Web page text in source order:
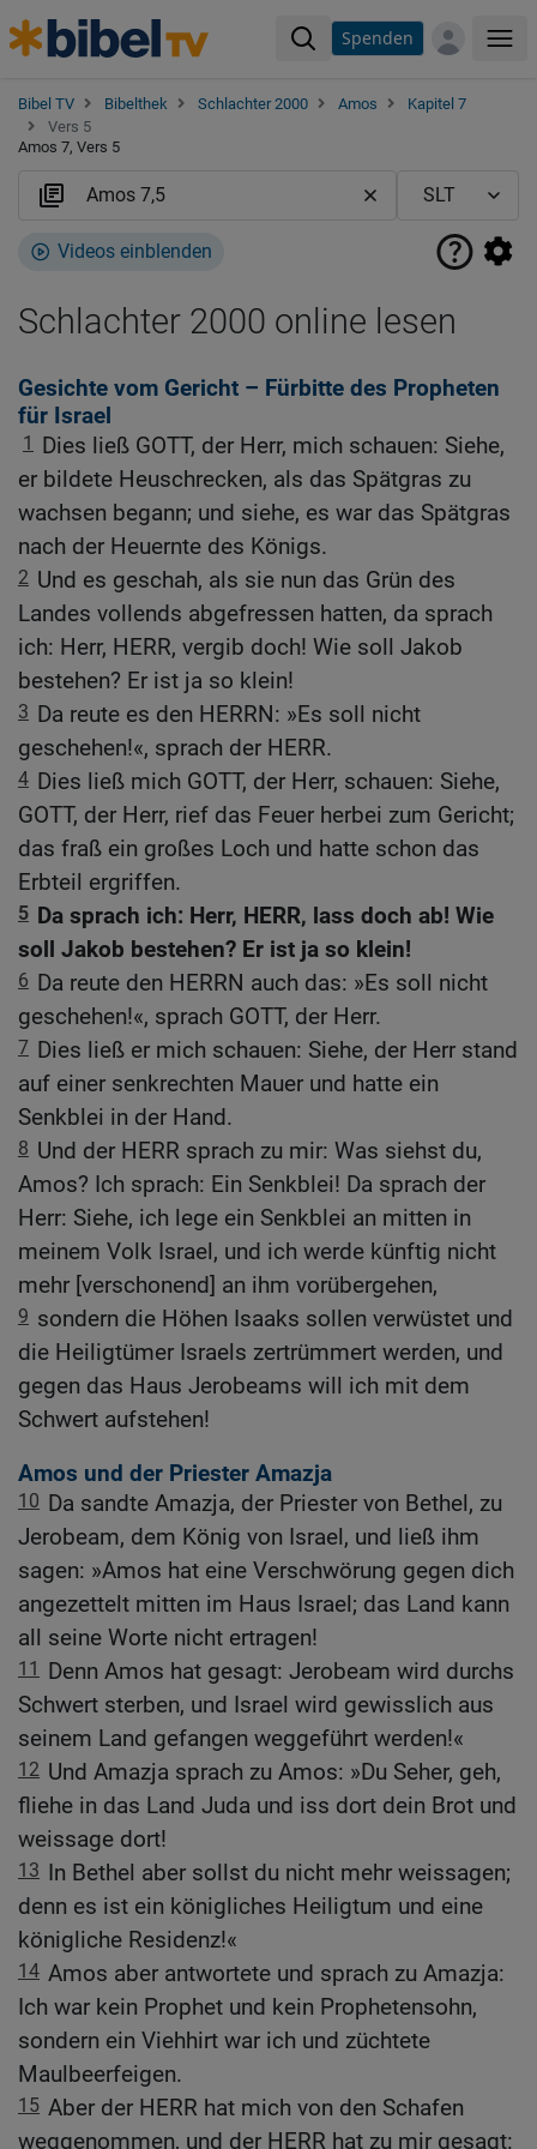
Spenden
Bibel TV Bibelthek Schlachter 2000 Amos
Kapitel 7
Vers 5
Amos 7, Vers 5
Videos einblenden
Schlachter 2000 online lesen
Gesichte vom Gericht – Fürbitte des Propheten
für Israel
1
Dies ließ GOTT, der Herr, mich schauen: Siehe,
er bildete Heuschrecken, als das Spätgras zu
wachsen begann; und siehe, es war das Spätgras
nach der Heuernte des Königs.
2 Und es geschah, als sie nun das Grün des
Landes vollends abgefressen hatten, da sprach
ich: Herr, HERR, vergib doch! Wie soll Jakob
bestehen? Er ist ja so klein!
3 Da reute es den HERRN: »Es soll nicht
geschehen!«, sprach der HERR.
4 Dies ließ mich GOTT, der Herr, schauen: Siehe,
GOTT, der Herr, rief das Feuer herbei zum Gericht;
das fraß ein großes Loch und hatte schon das
Erbteil ergriffen.
5 Da sprach ich: Herr, HERR, lass doch ab! Wie
soll Jakob bestehen? Er ist ja so klein!
6 Da reute den HERRN auch das: »Es soll nicht
geschehen!«, sprach GOTT, der Herr.
7 Dies ließ er mich schauen: Siehe, der Herr stand
auf einer senkrechten Mauer und hatte ein
Senkblei in der Hand.
8 Und der HERR sprach zu mir: Was siehst du,
Amos? Ich sprach: Ein Senkblei! Da sprach der
Herr: Siehe, ich lege ein Senkblei an mitten in
meinem Volk Israel, und ich werde künftig nicht
mehr [verschonend] an ihm vorübergehen,
9 sondern die Höhen Isaaks sollen verwüstet und
die Heiligtümer Israels zertrümmert werden, und
gegen das Haus Jerobeams will ich mit dem
Schwert aufstehen!
Amos und der Priester Amazja
10 Da sandte Amazja, der Priester von Bethel, zu
Jerobeam, dem König von Israel, und ließ ihm
sagen: »Amos hat eine Verschwörung gegen dich
angezettelt mitten im Haus Israel; das Land kann
all seine Worte nicht ertragen!
11
Denn Amos hat gesagt: Jerobeam wird durchs
Schwert sterben, und Israel wird gewisslich aus
seinem Land gefangen weggeführt werden!«
12 Und Amazja sprach zu Amos: »Du Seher, geh,
fliehe in das Land Juda und iss dort dein Brot und
weissage dort!
13 In Bethel aber sollst du nicht mehr weissagen;
denn es ist ein königliches Heiligtum und eine
königliche Residenz!«
14 Amos aber antwortete und sprach zu Amazja:
Ich war kein Prophet und kein Prophetensohn,
sondern ein Viehhirt war ich und züchtete
Maulbeerfeigen.
15 Aber der HERR hat mich von den Schafen
weggenommen, und der HERR hat zu mir gesagt: